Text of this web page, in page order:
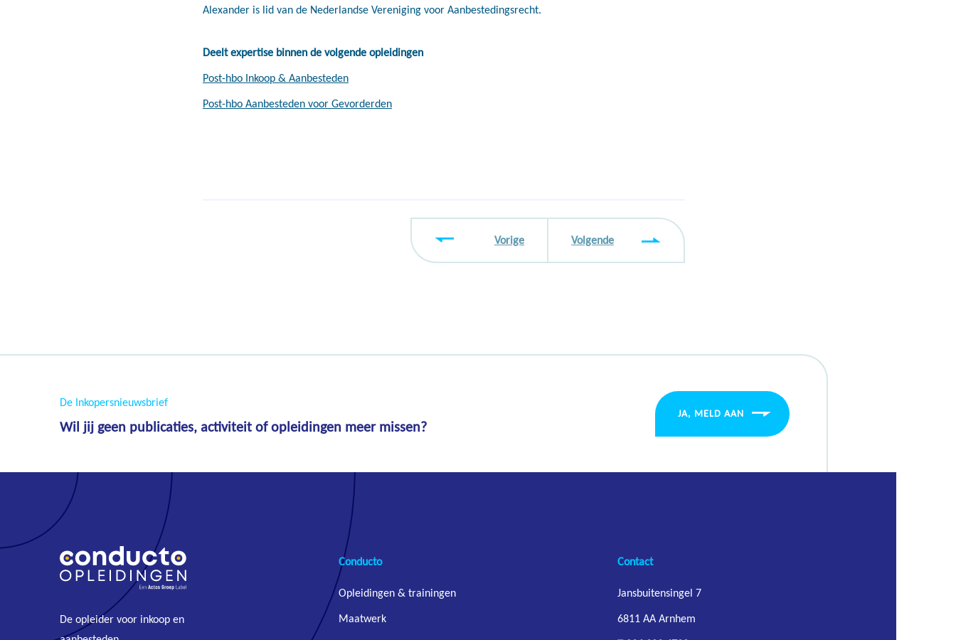
Alexander is lid van de Nederlandse Vereniging voor Aanbestedingsrecht.
Deelt expertise binnen de volgende opleidingen
Post-hbo Inkoop & Aanbesteden
Post-hbo Aanbesteden voor Gevorderden
Vorige Volgende
De Inkopersnieuwsbrief
Wil jij geen publicaties, activiteit of opleidingen meer missen?
JA, MELD AAN
De opleider voor inkoop en
Conducto
Opleidingen & trainingen
Maatwerk
Contact
Jansbuitensingel 7
6811 AA Arnhem